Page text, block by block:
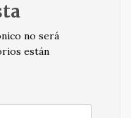
no será
están